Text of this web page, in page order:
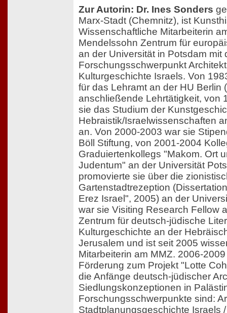
Zur Autorin: Dr. Ines Sonders
Marx-Stadt (Chemnitz), ist
Wissenschaftliche Mitarbeiterin
Mendelssohn Zentrum für
an der Universität in Potsdam mit
Forschungsschwerpunkt
Kulturgeschichte Israels. Von
für das Lehramt an der HU Berlin
anschließende Lehrtätigkeit, von
sie das Studium der
Hebraistik/Israelwissenschaften
an. Von 2000-2003 war sie
Böll Stiftung, von 2001-2004
Graduiertenkollegs "Makom. Ort
Judentum" an der Universität
promovierte sie über die
Gartenstadtrezeption
Erez Israel", 2005) an der
war sie Visiting Research Fellow
Zentrum für deutsch-jüdische
Kulturgeschichte an der
Jerusalem und ist seit 2005
Mitarbeiterin am MMZ. 2006-
Förderung zum Projekt "Lotte
die Anfänge deutsch-jüdischer
Siedlungskonzeptionen in
Forschungsschwerpunkte sind:
Stadtplanungsgeschichte Israels